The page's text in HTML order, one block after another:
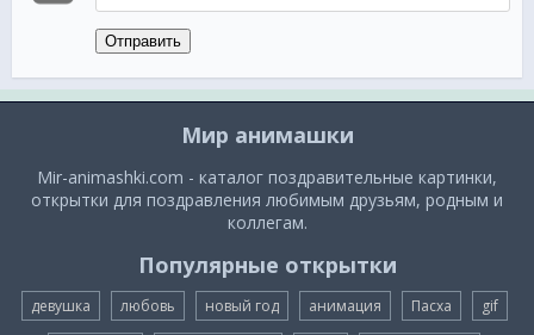
Отправить
Мир анимашки
Mir-animashki.com - каталог поздравительные картинки,
открытки для поздравления любимым друзьям, родным и
коллегам.
Популярные открытки
девушка любовь новый год анимация Пасха gif